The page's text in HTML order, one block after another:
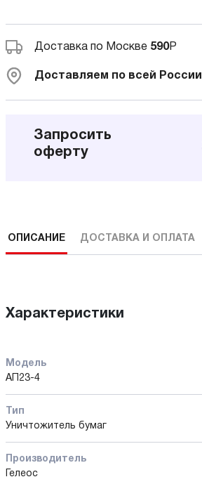
Доставка по Москве 590Р
Доставляем по всей России
Запросить
оферту
ОПИСАНИЕ ДОСТАВКА И ОПЛАТА
Характеристики
Модель
АП23-4
Тип
Уничтожитель бумаг
Производитель
Гелеос